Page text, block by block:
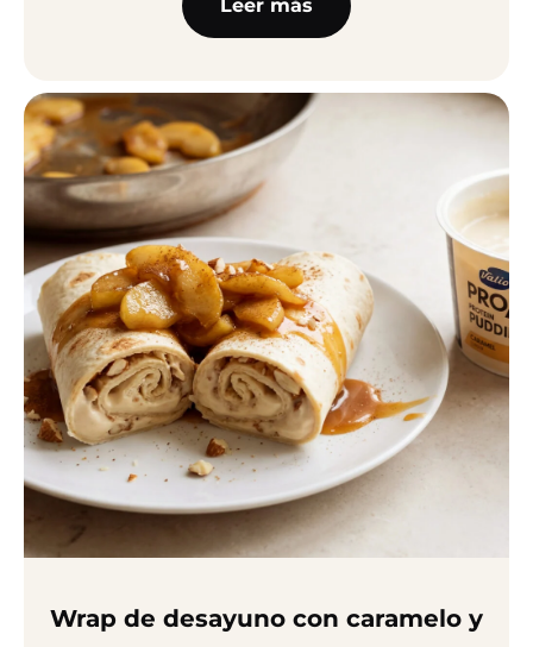
Leer más
Wrap de desayuno con caramelo y